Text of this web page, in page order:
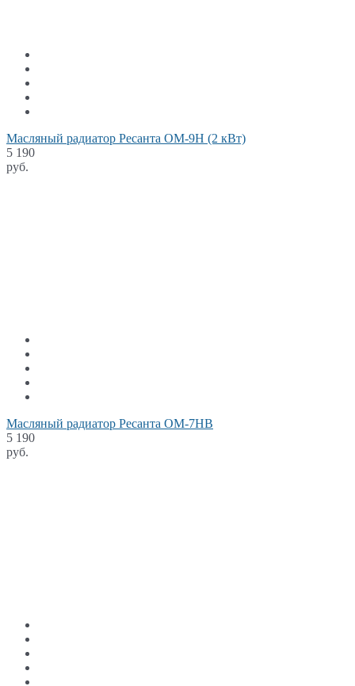
Масляный радиатор Ресанта ОМ-9Н (2 кВт)
5 190
руб.
Масляный радиатор Ресанта ОМ-7НВ
5 190
руб.